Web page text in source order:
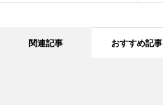
関連記事 おすすめ記事